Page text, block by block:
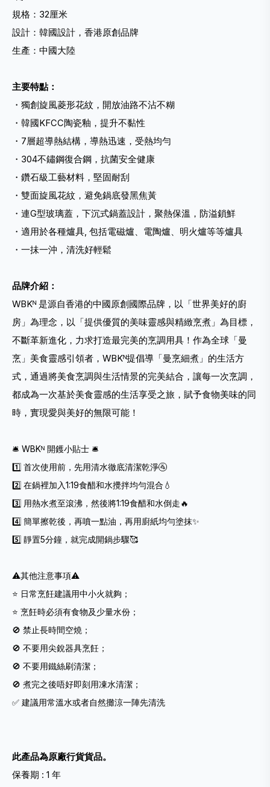
規格：32厘米
設計：韓國設計，香港原創品牌
生產：中國大陸
主要特點：
・獨創旋風菱形花紋，開放油路不沾不糊
・韓國KFCC陶瓷釉，提升不黏性
・7層超導熱結構，導熱迅速，受熱均勻
・304不鏽鋼復合鋼，抗菌安全健康
・鑽石級工藝材料，堅固耐刮
・雙面旋風花紋，避免鍋底發黑焦黃
・連G型玻璃蓋，下沉式鍋蓋設計，聚熱保溫，防溢鎖鮮
・適用於各種爐具, 包括電磁爐、電陶爐、明火爐等等爐具
・一抺一沖，清洗好輕鬆
品牌介紹：
WBKᴺ 是源自香港的中國原創國際品牌，以「世界美好的廚
房」為理念，以「提供優質的美味靈感與精緻烹煮」為目標，
不斷革新進化，力求打造最完美的烹調用具！作為全球「曼
烹」美食靈感引領者，WBKᴺ提倡導「曼烹細煮」的生活方
式，通過將美食烹調與生活情景的完美結合，讓每一次烹調，
都成為一次基於美食靈感的生活享受之旅，賦予食物美味的同
時，實現愛與美好的無限可能！
🛎️ WBKᴺ 開鑊小貼士 🛎️
1️⃣ 首次使用前，先用清水徹底清潔乾淨🚰
2️⃣ 在鍋裡加入1:19食醋和水攪拌均勻混合💧
3️⃣ 用熱水煮至滾沸，然後將1:19食醋和水倒走🔥
4️⃣ 簡單擦乾後，再噴一點油，再用廚紙均勻塗抹✨
5️⃣ 靜置5分鐘，就完成開鍋步驟🥰
⚠️其他注意事項⚠️
⭐️ 日常烹飪建議用中小火就夠；
⭐️ 烹飪時必須有食物及少量水份；
🚫 禁止長時間空燒；
🚫 不要用尖銳器具烹飪；
🚫 不要用鐵絲刷清潔；
🚫 煮完之後唔好即刻用凍水清潔；
✅ 建議用常溫水或者自然攤涼一陣先清洗
此產品為原廠行貨貨品。
保養期 : 1 年